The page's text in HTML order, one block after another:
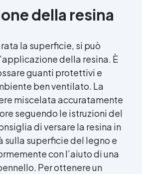
della resina
la superficie, si può
della resina. È
guanti protettivi e
ben ventilato. La
miscelata accuratamente
seguendo le istruzioni del
di versare la resina in
sulla superficie del legno e
con l’aiuto di una
Per ottenere un